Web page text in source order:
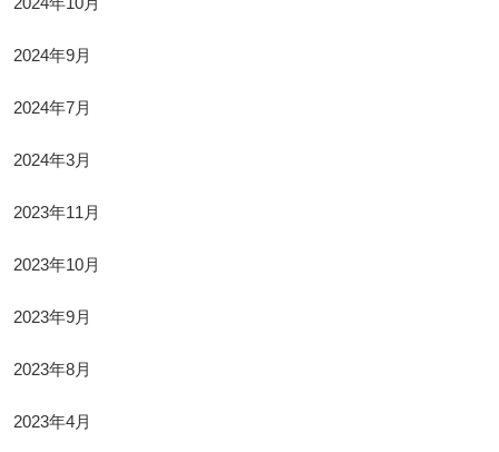
2024年9月
2024年7月
2024年3月
2023年11月
2023年10月
2023年9月
2023年8月
2023年4月